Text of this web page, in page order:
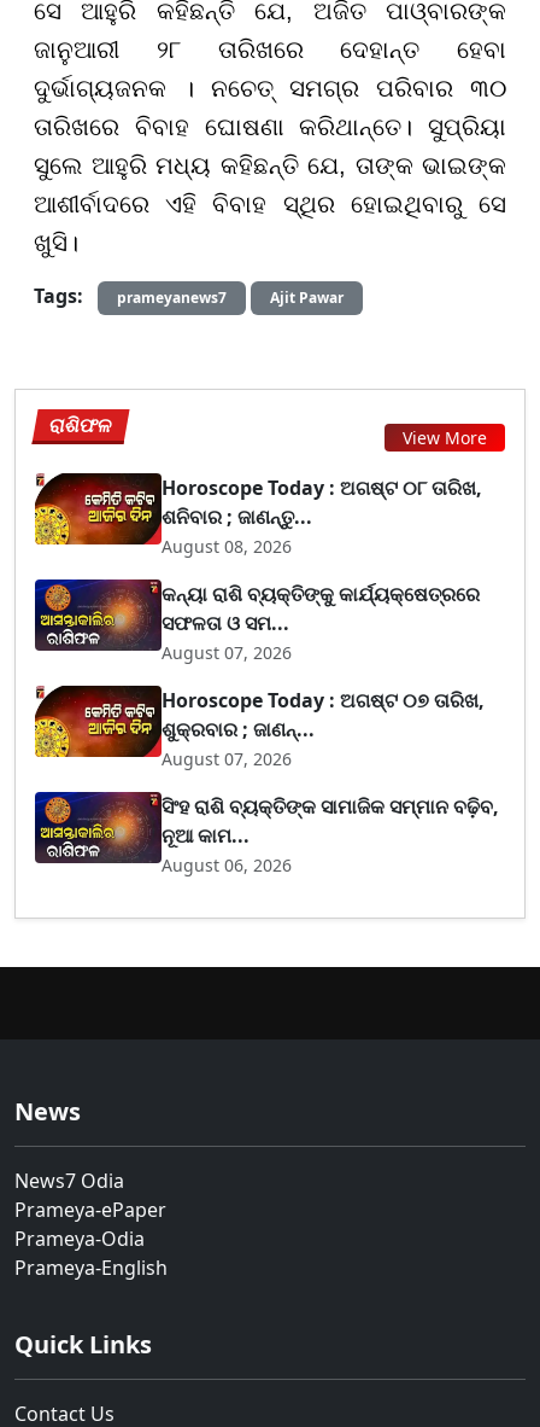
ସେ ଆହୁରି କହିଛନ୍ତି ଯେ, ଅଜିତ ପାଓ୍ବାରଙ୍କ
ଜାନୁଆରୀ ୨୮ ତାରିଖରେ ଦେହାନ୍ତ ହେବା
ଦୁର୍ଭାଗ୍ୟଜନକ । ନଚେତ୍ ସମଗ୍ର ପରିବାର ୩୦
ତାରିଖରେ ବିବାହ ଘୋଷଣା କରିଥାନ୍ତେ। ସୁପ୍ରିୟା
ସୁଲେ ଆହୁରି ମଧ୍ୟ କହିଛନ୍ତି ଯେ, ତାଙ୍କ ଭାଇଙ୍କ
ଆଶୀର୍ବାଦରେ ଏହି ବିବାହ ସ୍ଥିର ହୋଇଥିବାରୁ ସେ
ଖୁସି।
Tags:
prameyanews7 Ajit Pawar
ରାଶିଫଳ View More
Horoscope Today : ଅଗଷ୍ଟ ୦୮ ତାରିଖ,
ଶନିବାର ; ଜାଣନ୍ତୁ...
August 08, 2026
କନ୍ୟା ରାଶି ବ୍ୟକ୍ତିଙ୍କୁ କାର୍ଯ୍ୟକ୍ଷେତ୍ରରେ
ସଫଳତା ଓ ସମ...
August 07, 2026
Horoscope Today : ଅଗଷ୍ଟ ୦୭ ତାରିଖ,
ଶୁକ୍ରବାର ; ଜାଣନ୍...
August 07, 2026
ସିଂହ ରାଶି ବ୍ୟକ୍ତିଙ୍କ ସାମାଜିକ ସମ୍ମାନ ବଢ଼ିବ,
ନୂଆ କାମ...
August 06, 2026
News
News7 Odia
Prameya-ePaper
Prameya-Odia
Prameya-English
Quick Links
Contact Us